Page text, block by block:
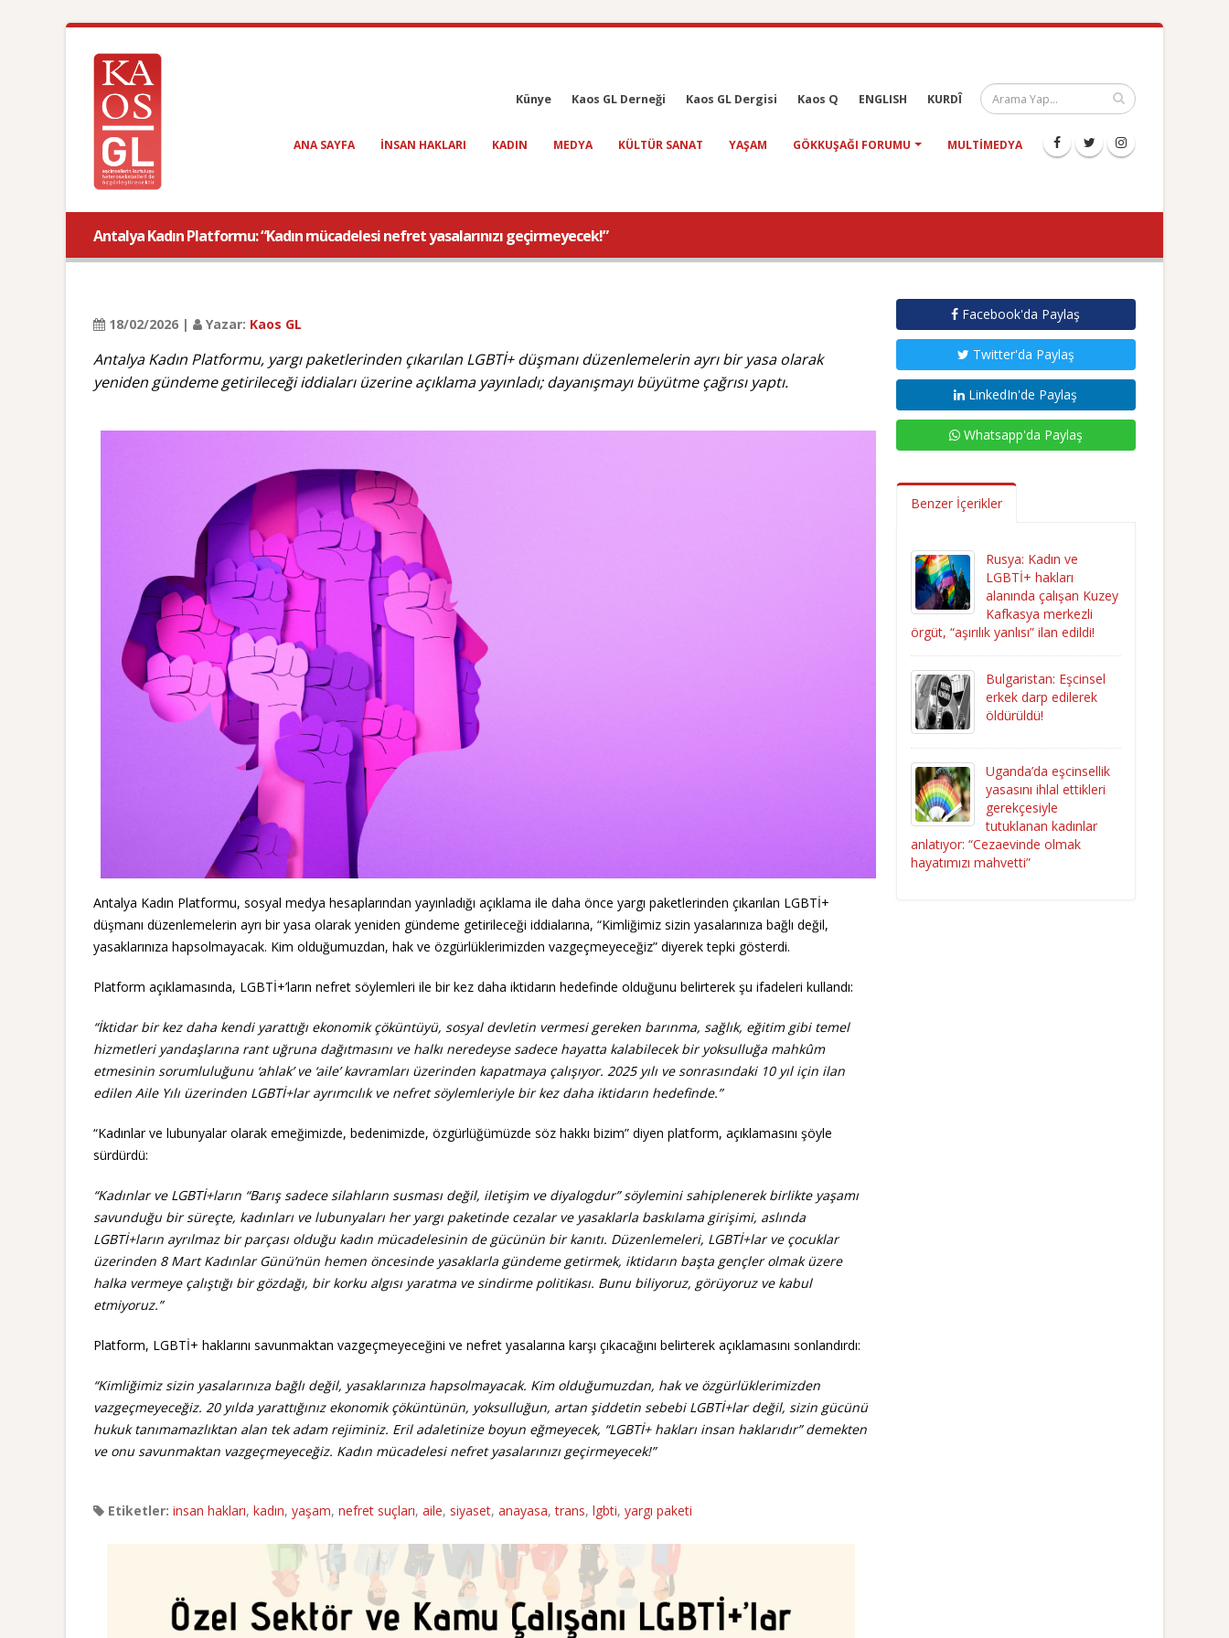
Künye Kaos GL Derneği Kaos GL Dergisi Kaos Q ENGLISH KURDÎ
ANA SAYFA INSAN HAKLARI KADIN MEDYA KÜLTÜR SANAT YAŞAM GÖKKUŞAĞI FORUMU MULTIMEDYA
Antalya Kadın Platformu: “Kadın mücadelesi nefret yasalarınızı geçirmeyecek!”
18/02/2026 | Yazar: Kaos GL
Antalya Kadın Platformu, yargı paketlerinden çıkarılan LGBTİ+ düşmanı düzenlemelerin ayrı bir yasa olarak
yeniden gündeme getirileceği iddiaları üzerine açıklama yayınladı; dayanışmayı büyütme çağrısı yaptı.
Antalya Kadın Platformu, sosyal medya hesaplarından yayınladığı açıklama ile daha önce yargı paketlerinden çıkarılan LGBTİ+
düşmanı düzenlemelerin ayrı bir yasa olarak yeniden gündeme getirileceği iddialarına, “Kimliğimiz sizin yasalarınıza bağlı değil,
yasaklarınıza hapsolmayacak. Kim olduğumuzdan, hak ve özgürlüklerimizden vazgeçmeyeceğiz” diyerek tepki gösterdi.
Platform açıklamasında, LGBTİ+’ların nefret söylemleri ile bir kez daha iktidarın hedefinde olduğunu belirterek şu ifadeleri kullandı:
“İktidar bir kez daha kendi yarattığı ekonomik çöküntüyü, sosyal devletin vermesi gereken barınma, sağlık, eğitim gibi temel
hizmetleri yandaşlarına rant uğruna dağıtmasını ve halkı neredeyse sadece hayatta kalabilecek bir yoksulluğa mahkûm
etmesinin sorumluluğunu ‘ahlak’ ve ‘aile’ kavramları üzerinden kapatmaya çalışıyor. 2025 yılı ve sonrasındaki 10 yıl için ilan
edilen Aile Yılı üzerinden LGBTİ+lar ayrımcılık ve nefret söylemleriyle bir kez daha iktidarın hedefinde.”
“Kadınlar ve lubunyalar olarak emeğimizde, bedenimizde, özgürlüğümüzde söz hakkı bizim” diyen platform, açıklamasını şöyle
sürdürdü:
“Kadınlar ve LGBTİ+ların “Barış sadece silahların susması değil, iletişim ve diyalogdur” söylemini sahiplenerek birlikte yaşamı
savunduğu bir süreçte, kadınları ve lubunyaları her yargı paketinde cezalar ve yasaklarla baskılama girişimi, aslında
LGBTİ+ların ayrılmaz bir parçası olduğu kadın mücadelesinin de gücünün bir kanıtı. Düzenlemeleri, LGBTİ+lar ve çocuklar
üzerinden 8 Mart Kadınlar Günü’nün hemen öncesinde yasaklarla gündeme getirmek, iktidarın başta gençler olmak üzere
halka vermeye çalıştığı bir gözdağı, bir korku algısı yaratma ve sindirme politikası. Bunu biliyoruz, görüyoruz ve kabul
etmiyoruz.”
Platform, LGBTİ+ haklarını savunmaktan vazgeçmeyeceğini ve nefret yasalarına karşı çıkacağını belirterek açıklamasını sonlandırdı:
“Kimliğimiz sizin yasalarınıza bağlı değil, yasaklarınıza hapsolmayacak. Kim olduğumuzdan, hak ve özgürlüklerimizden
vazgeçmeyeceğiz. 20 yılda yarattığınız ekonomik çöküntünün, yoksulluğun, artan şiddetin sebebi LGBTİ+lar değil, sizin gücünü
hukuk tanımamazlıktan alan tek adam rejiminiz. Eril adaletinize boyun eğmeyecek, “LGBTİ+ hakları insan haklarıdır” demekten
ve onu savunmaktan vazgeçmeyeceğiz. Kadın mücadelesi nefret yasalarınızı geçirmeyecek!”
Etiketler: insan hakları, kadın, yaşam, nefret suçları, aile, siyaset, anayasa,trans, lgbti, yargı paketi
Facebook'da Paylaş
Twitter'da Paylaş
LinkedIn'de Paylaş
Whatsapp'da Paylaş
Benzer İçerikler
Rusya: Kadın ve
LGBTİ+ hakları
alanında çalışan Kuzey
Kafkasya merkezli
örgüt, “aşırılık yanlısı” ilan edildi!
Bulgaristan: Eşcinsel
erkek darp edilerek
öldürüldü!
Uganda’da eşcinsellik
yasasını ihlal ettikleri
gerekçesiyle
tutuklanan kadınlar
anlatıyor: “Cezaevinde olmak
hayatımızı mahvetti”